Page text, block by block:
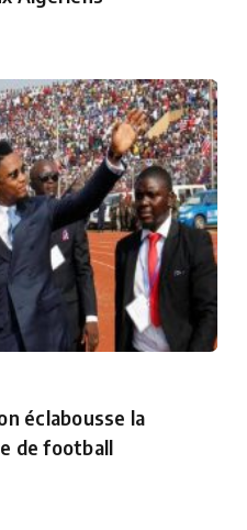
éclabousse la
de football